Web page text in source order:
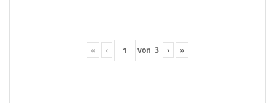
« ‹ von 3 › »